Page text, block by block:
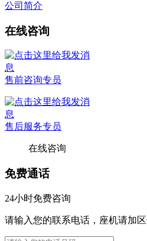
公司简介
在线咨询
售前咨询专员
售后服务专员
在线咨询
免费通话
24小时免费咨询
请输入您的联系电话，座机请加